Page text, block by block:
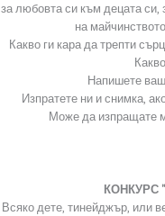
за любовта си към децата
на
Какво ги кара да трепти
Напишете
Изпратете ни и снимка,
Може да изпращате
КОНКУРС
Всяко дете, тинейджър, или